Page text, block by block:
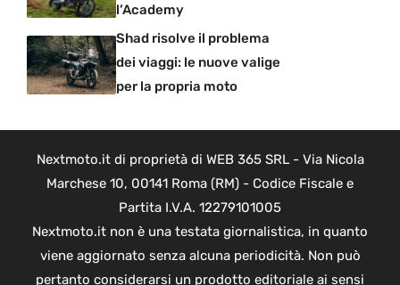
l’Academy
Shad risolve il problema
dei viaggi: le nuove valige
per la propria moto
Nextmoto.it di proprietà di WEB 365 SRL - Via Nicola
Marchese 10, 00141 Roma (RM) - Codice Fiscale e
Partita I.V.A. 12279101005
Nextmoto.it non è una testata giornalistica, in quanto
viene aggiornato senza alcuna periodicità. Non può
pertanto considerarsi un prodotto editoriale ai sensi